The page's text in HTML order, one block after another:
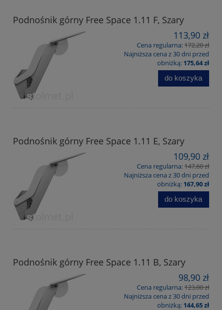
Podnośnik górny Free Space 1.11 F, Szary
113,90 zł
Cena regularna:172,20 zł
Najniższa cena z 30 dni przed
obniżką: 175,64 zł
do koszyka
Podnośnik górny Free Space 1.11 E, Szary
109,90 zł
Cena regularna:147,60 zł
Najniższa cena z 30 dni przed
obniżką: 167,90 zł
do koszyka
Podnośnik górny Free Space 1.11 B, Szary
98,90 zł
Cena regularna:123,00 zł
Najniższa cena z 30 dni przed
obniżką: 144,65 zł